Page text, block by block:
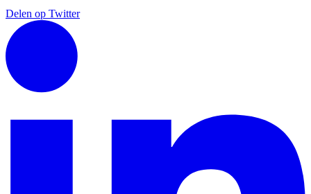
Delen op Twitter